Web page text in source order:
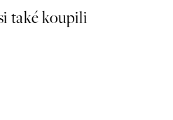
také koupili